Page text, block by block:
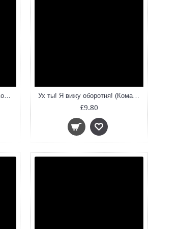
Помогите! Я чую монстра! (Команда монстров) Ух ты! Я вижу оборотня! (Команда монстров)
£9.80